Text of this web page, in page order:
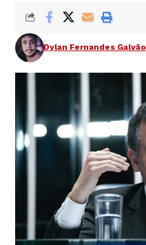
Dylan Fernandes Galvão